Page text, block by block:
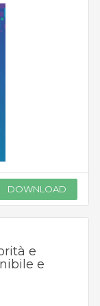
DOWNLOAD
e
e